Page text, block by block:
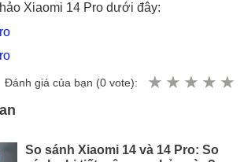
Xiaomi 14 Pro dưới đây:
Đánh giá của bạn (0 vote):
So sánh Xiaomi 14 và 14 Pro: So